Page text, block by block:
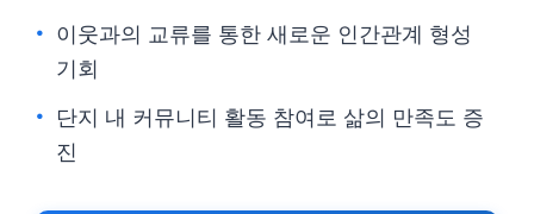
이웃과의 교류를 통한 새로운 인간관계 형성
기회
단지 내 커뮤니티 활동 참여로 삶의 만족도 증
진